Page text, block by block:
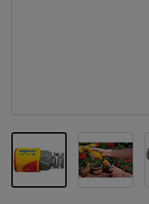
View larger image
View